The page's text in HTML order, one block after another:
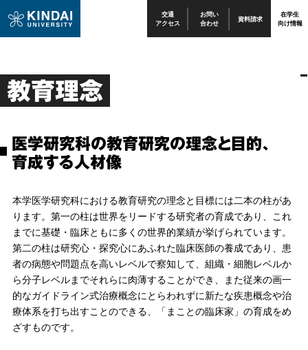
交通
アクセス
お問い
合わせ 資料請求 在学生
向け情報
教育理念
医学研究科の教育研究の理念と目的、
育成する人材像
本学医学研究科における教育研究の理念と目標には二本の柱があ
ります。第一の柱は世界をリードする研究者の育成であり、これ
までに基礎・臨床ともに多くの世界的業績が挙げられています。
第二の柱は研究心・探究心にあふれた臨床医師の養成であり、患
者の病態や問題点を高いレベルで察知して、組織・細胞レベルか
ら分子レベルまでそれらに肉薄することができ、また従来の画一
的なガイドライン式治療概念にとらわれずに新たな疾患概念や治
療体系を打ち出すことのできる、「まことの臨床家」の育成をめ
ざすものです。